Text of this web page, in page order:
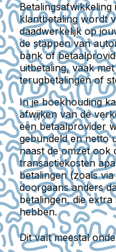
Betalingsafwikkeling
klantbetaling wordt
daadwerkelijk op
de stappen van
bank of
uitbetaling, vaak
terugbetalingen of
In je boekhouding
afwijken van de
een betaalprovider
gebundeld en netto
naast de omzet ook
transactiekosten
betalingen (zoals
doorgaans anders
betalingen, die
hebben.
Dit valt meestal